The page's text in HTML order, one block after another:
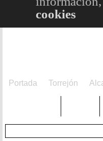
cookies
Portada Torrejón